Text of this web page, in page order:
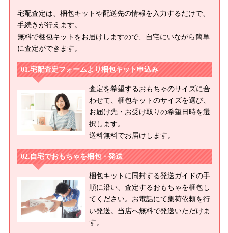
宅配査定は、梱包キットや配送先の情報を入力するだけで、
手続きが行えます。
無料で梱包キットをお届けしますので、自宅にいながら簡単
に査定ができます。
宅配査定フォームより梱包キット申込み
査定を希望するおもちゃのサイズに合
わせて、梱包キットのサイズを選び、
お届け先・お受け取りの希望日時を選
択します。
送料無料でお届けします。
自宅でおもちゃを梱包・発送
梱包キットに同封する発送ガイドの手
順に沿い、査定するおもちゃを梱包し
てください。お電話にて集荷依頼を行
い発送。当店へ無料で発送いただけま
す。